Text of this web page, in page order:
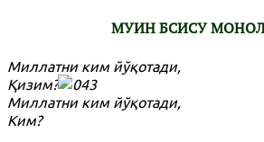
МУИН БСИСУ
Миллатни ким йўқотади,
Қизим?
Миллатни ким йўқотади,
Ким?